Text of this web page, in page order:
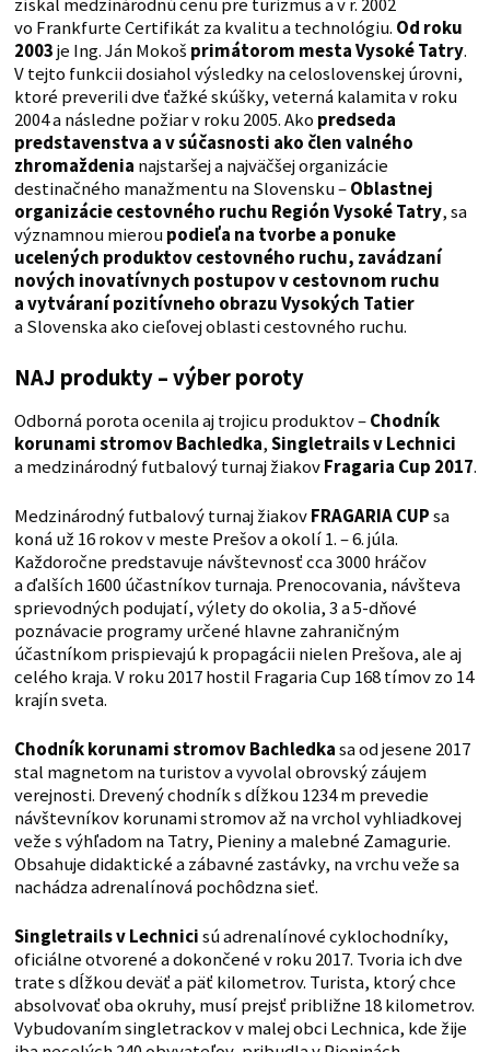
získal medzinárodnú cenu pre turizmus a v r. 2002
vo Frankfurte Certifikát za kvalitu a technológiu. Od roku
2003je Ing. Ján Mokoš primátorom mesta Vysoké Tatry.
V tejto funkcii dosiahol výsledky na celoslovenskej úrovni,
ktoré preverili dve ťažké skúšky, veterná kalamita v roku
2004 a následne požiar v roku 2005. Ako predseda
predstavenstva a v súčasnosti ako člen valného
zhromaždenia najstaršej a najväčšej organizácie
destinačného manažmentu na Slovensku –Oblastnej
organizácie cestovného ruchu Región Vysoké Tatry, sa
významnou mieroupodieľa na tvorbe a ponuke
ucelených produktov cestovného ruchu, zavádzaní
nových inovatívnych postupov v cestovnom ruchu
a vytváraní pozitívneho obrazu Vysokých Tatier
a Slovenska ako cieľovej oblasti cestovného ruchu.
NAJ produkty – výber poroty
Odborná porota ocenila aj trojicu produktov –Chodník
korunami stromov Bachledka,Singletrails v Lechnici
a medzinárodný futbalový turnaj žiakovFragaria Cup 2017.
Medzinárodný futbalový turnaj žiakovFRAGARIA CUPsa
koná už 16 rokov v meste Prešov a okolí 1. – 6. júla.
Každoročne predstavuje návštevnosť cca 3000 hráčov
a ďalších 1600 účastníkov turnaja. Prenocovania, návšteva
sprievodných podujatí, výlety do okolia, 3 a 5-dňové
poznávacie programy určené hlavne zahraničným
účastníkom prispievajú k propagácii nielen Prešova, ale aj
celého kraja. V roku 2017 hostil Fragaria Cup 168 tímov zo 14
krajín sveta.
Chodník korunami stromov Bachledkasa od jesene 2017
stal magnetom na turistov a vyvolal obrovský záujem
verejnosti. Drevený chodník s dĺžkou 1234 m prevedie
návštevníkov korunami stromov až na vrchol vyhliadkovej
veže s výhľadom na Tatry, Pieniny a malebné Zamagurie.
Obsahuje didaktické a zábavné zastávky, na vrchu veže sa
nachádza adrenalínová pochôdzna sieť.
Singletrails v Lechnicisú adrenalínové cyklochodníky,
oficiálne otvorené a dokončené v roku 2017. Tvoria ich dve
trate s dĺžkou deväť a päť kilometrov. Turista, ktorý chce
absolvovať oba okruhy, musí prejsť približne 18 kilometrov.
Vybudovaním singletrackov v malej obci Lechnica, kde žije